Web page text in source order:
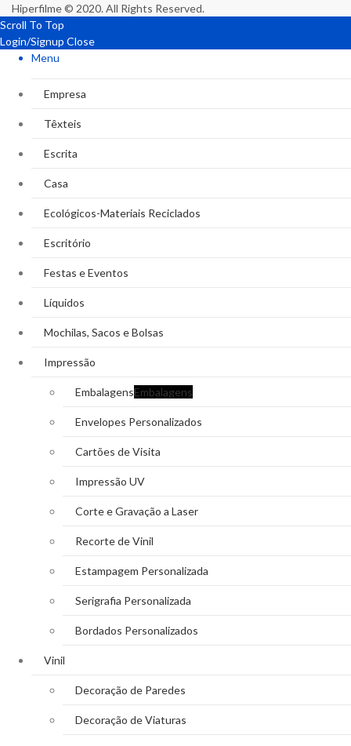
Hiperfilme © 2020. All Rights Reserved.
Scroll To Top
Login/Signup Close
Menu
Empresa
Têxteis
Escrita
Casa
Ecológicos-Materiais Reciclados
Escritório
Festas e Eventos
Líquidos
Mochilas, Sacos e Bolsas
Impressão
EmbalagensEmbalagens
Envelopes Personalizados
Cartões de Visita
Impressão UV
Corte e Gravação a Laser
Recorte de Vinil
Estampagem Personalizada
Serigrafia Personalizada
Bordados Personalizados
Vinil
Decoração de Paredes
Decoração de Viaturas